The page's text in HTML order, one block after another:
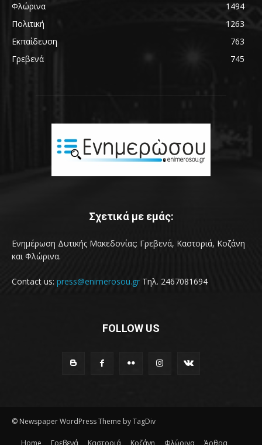
Φλώρινα
1494
Πολιτική
1263
Εκπαίδευση
763
Γρεβενά
745
Σχετικά με εμάς:
Ενημέρωση Δυτικής Μακεδονίας: Γρεβενά, Καστοριά, Κοζάνη
και Φλώρινα.
Contact us: press@enimerosou.gr Τηλ. 2467081694
FOLLOW US
© Newspaper WordPress Theme by TagDiv